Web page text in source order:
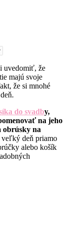
uvedomiť, že
majú svoje
že si mnohé
do svadby,
na jeho
obrúsky na
veľký deň priamo
alebo košík